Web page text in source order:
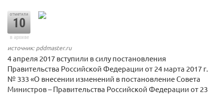
отметили
10
в архиве
источник: pddmaster.ru
4 апреля 2017 вступили в силу постановления
Правительства Российской Федерации от 24 марта 2017 г.
№ 333 «О внесении изменений в постановление Совета
Министров – Правительства Российской Федерации от 23